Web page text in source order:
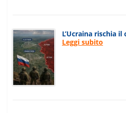
L’Ucraina rischia
Leggi subito